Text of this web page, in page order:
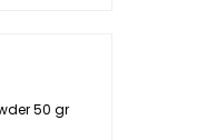
50 gr